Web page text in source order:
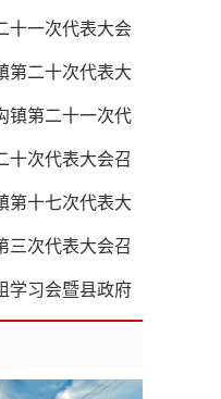
十一次代表大会
第二十次代表大
镇第二十一次代
十次代表大会召
第十七次代表大
三次代表大会召
学习会暨县政府